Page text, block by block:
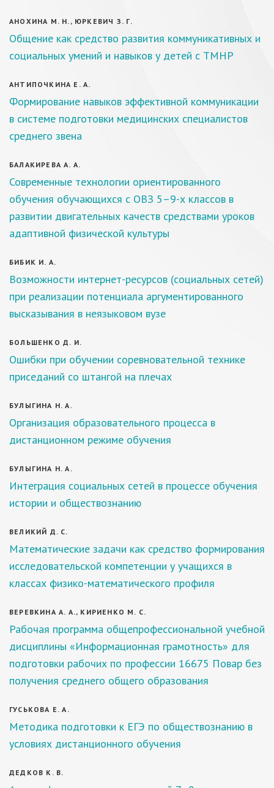
АНОХИНА М. Н., ЮРКЕВИЧ З. Г.
Общение как средство развития коммуникативных и
социальных умений и навыков у детей с ТМНР
АНТИПОЧКИНА Е. А.
Формирование навыков эффективной коммуникации
в системе подготовки медицинских специалистов
среднего звена
БАЛАКИРЕВА А. А.
Современные технологии ориентированного
обучения обучающихся с ОВЗ 5–9-х классов в
развитии двигательных качеств средствами уроков
адаптивной физической культуры
БИБИК И. А.
Возможности интернет-ресурсов (социальных сетей)
при реализации потенциала аргументированного
высказывания в неязыковом вузе
БОЛЬШЕНКО Д. И.
Ошибки при обучении соревновательной технике
приседаний со штангой на плечах
БУЛЫГИНА Н. А.
Организация образовательного процесса в
дистанционном режиме обучения
БУЛЫГИНА Н. А.
Интеграция социальных сетей в процессе обучения
истории и обществознанию
ВЕЛИКИЙ Д. С.
Математические задачи как средство формирования
исследовательской компетенции у учащихся в
классах физико-математического профиля
ВЕРЕВКИНА А. А., КИРИЕНКО М. С.
Рабочая программа общепрофессиональной учебной
дисциплины «Информационная грамотность» для
подготовки рабочих по профессии 16675 Повар без
получения среднего общего образования
ГУСЬКОВА Е. А.
Методика подготовки к ЕГЭ по обществознанию в
условиях дистанционного обучения
ДЕДКОВ К. В.